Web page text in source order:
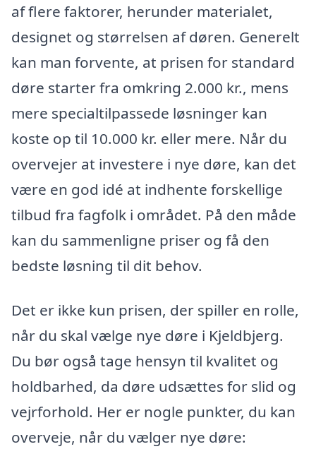
af flere faktorer, herunder materialet,
designet og størrelsen af døren. Generelt
kan man forvente, at prisen for standard
døre starter fra omkring 2.000 kr., mens
mere specialtilpassede løsninger kan
koste op til 10.000 kr. eller mere. Når du
overvejer at investere i nye døre, kan det
være en god idé at indhente forskellige
tilbud fra fagfolk i området. På den måde
kan du sammenligne priser og få den
bedste løsning til dit behov.
Det er ikke kun prisen, der spiller en rolle,
når du skal vælge nye døre i Kjeldbjerg.
Du bør også tage hensyn til kvalitet og
holdbarhed, da døre udsættes for slid og
vejrforhold. Her er nogle punkter, du kan
overveje, når du vælger nye døre: